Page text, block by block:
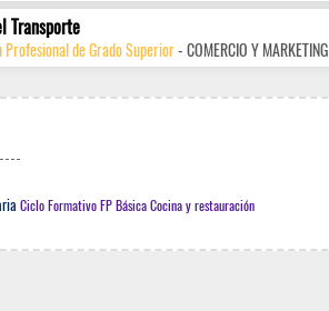
Transporte
de Grado Superior- COMERCIO Y MARKETING
Ciclo Formativo FP Básica Cocina y restauración